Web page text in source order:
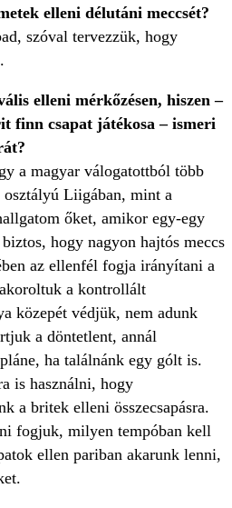
elleni délutáni meccsét?
szóval tervezzük, hogy
elleni mérkőzésen, hiszen –
finn csapat játékosa – ismeri
a magyar válogatottból több
Liigában, mint a
őket, amikor egy-egy
hogy nagyon hajtós meccs
az ellenfél fogja irányítani a
a kontrollált
közepét védjük, nem adunk
a döntetlent, annál
ha találnánk egy gólt is.
is használni, hogy
a britek elleni összecsapásra.
fogjuk, milyen tempóban kell
ellen pariban akarunk lenni,